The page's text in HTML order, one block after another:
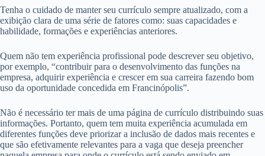
Tenha o cuidado de manter seu currículo sempre atualizado, com a
exibição clara de uma série de fatores como: suas capacidades e
habilidade, formações e experiências anteriores.
Quem não tem experiência profissional pode descrever seu objetivo,
por exemplo, “contribuir para o desenvolvimento das funções na
empresa, adquirir experiência e crescer em sua carreira fazendo bom
uso da oportunidade concedida em Francinópolis”.
Não é necessário ter mais de uma página de currículo distribuindo suas
informações. Portanto, quem tem muita experiência acumulada em
diferentes funções deve priorizar a inclusão de dados mais recentes e
que são efetivamente relevantes para a vaga que deseja preencher